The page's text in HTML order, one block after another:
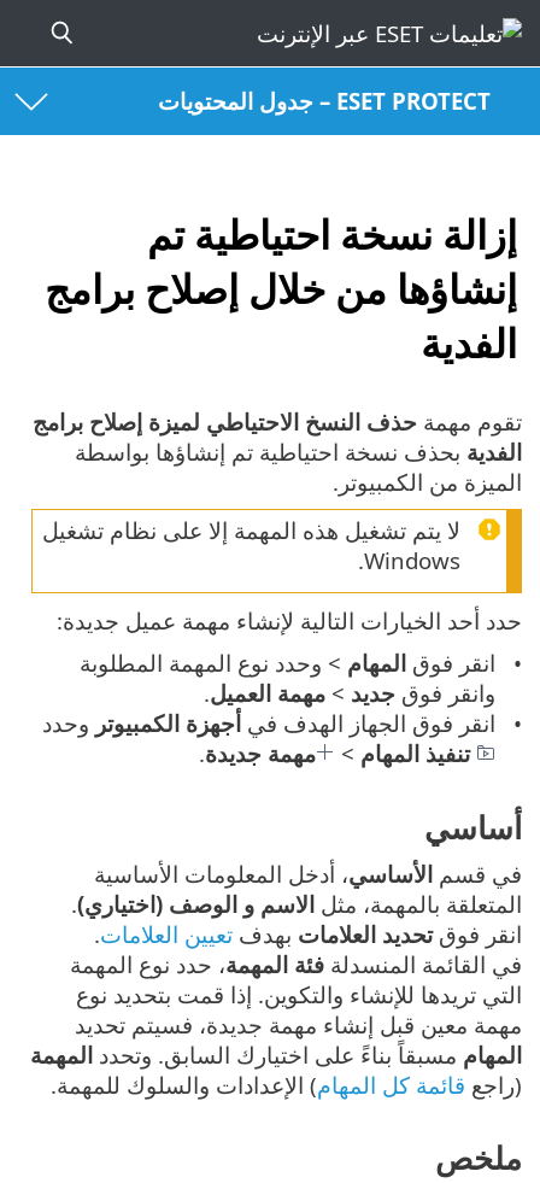
ESET PROTECT – جدول المحتويات
إزالة نسخة احتياطية تم
إنشاؤها من خلال إصلاح برامج
الفدية
تقوم مهمة حذف النسخ الاحتياطي لميزة إصلاح برامج
الفدية بحذف نسخة احتياطية تم إنشاؤها بواسطة
الميزة من الكمبيوتر.
لا يتم تشغيل هذه المهمة إلا على نظام تشغيل
Windows.
حدد أحد الخيارات التالية لإنشاء مهمة عميل جديدة:
انقر فوقالمهام > وحدد نوع المهمة المطلوبة
وانقر فوق جديد >مهمة العميل.
انقر فوق الجهاز الهدف فيأجهزة الكمبيوتر وحدد
تنفيذ المهام > مهمة جديدة.
أساسي
في قسم الأساسي، أدخل المعلومات الأساسية
المتعلقة بالمهمة، مثل الاسم و الوصف (اختياري).
انقر فوقتحديد العلامات بهدف تعيين العلامات.
في القائمة المنسدلة فئة المهمة، حدد نوع المهمة
التي تريدها للإنشاء والتكوين. إذا قمت بتحديد نوع
مهمة معين قبل إنشاء مهمة جديدة، فسيتم تحديد
المهام مسبقاً بناءً على اختيارك السابق. وتحدد المهمة
(راجع قائمة كل المهام) الإعدادات والسلوك للمهمة.
ملخص